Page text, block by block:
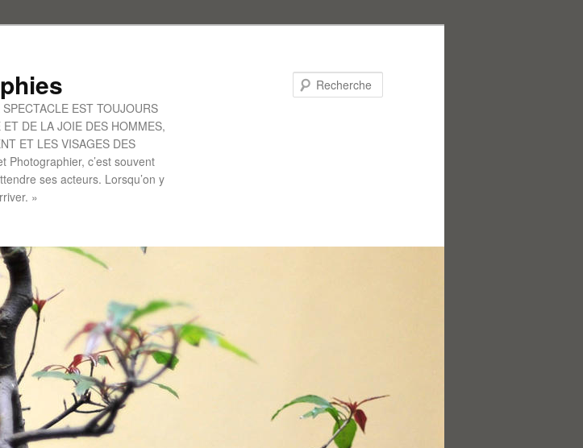
EST TOUJOURS
DE LA JOIE DES HOMMES,
ET LES VISAGES DES
Photographier, c’est souvent
ses acteurs. Lorsqu’on y
»